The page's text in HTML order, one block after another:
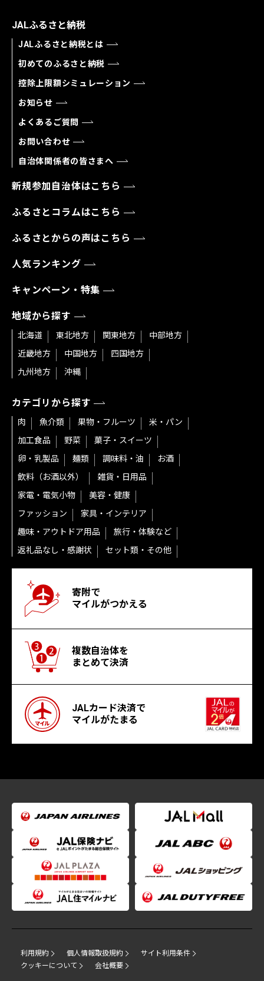
JALふるさと納税
JALふるさと納税とは
初めてのふるさと納税
控除上限額シミュレーション
お知らせ
よくあるご質問
お問い合わせ
自治体関係者の皆さまへ
新規参加自治体はこちら
ふるさとコラムはこちら
ふるさとからの声はこちら
人気ランキング
キャンペーン・特集
地域から探す
北海道 東北地方 関東地方
中部地方
近畿地方
中国地方
四国地方
九州地方
沖縄
カテゴリから探す
肉 魚介類 果物・フルーツ
米・パン
加工食品
野菜
菓子・スイーツ
卵・乳製品
麺類 調味料・油
お酒
飲料（お酒以外）
雑貨・日用品
家電・電気小物
美容・健康
ファッション
家具・インテリア
趣味・アウトドア用品
旅行・体験など
返礼品なし・感謝状
セット類・その他
寄附で
マイルがつかえる
複数自治体を
まとめて決済
JALカード決済で
マイルがたまる
利用規約 個人情報取扱規約
サイト利用条件
クッキーについて
会社概要